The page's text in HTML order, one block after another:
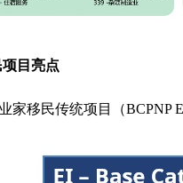
目亮点
家移民传统项目（BCPNP